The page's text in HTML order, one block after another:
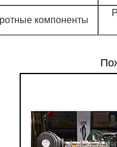
компоненты